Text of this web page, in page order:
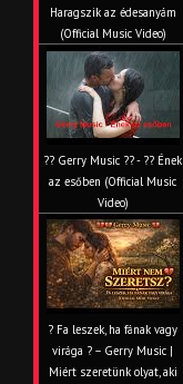
Haragszik az édesanyám
(Official Music Video)
?? Gerry Music ?? - ?? Ének
az esőben (Official Music
Video)
? Fa leszek, ha fának vagy
virága ? – Gerry Music |
Miért szeretünk olyat, aki